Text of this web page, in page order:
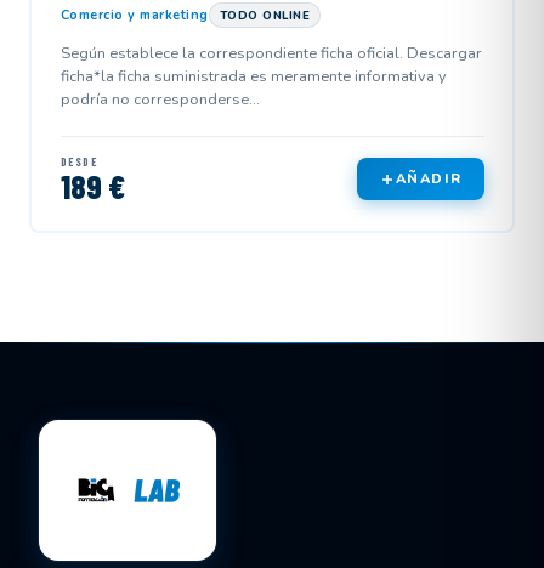
Comercio y marketing TODO ONLINE
Según establece la correspondiente ficha oficial. Descargar
ficha*la ficha suministrada es meramente informativa y
podría no corresponderse...
DESDE
189 € AÑADIR